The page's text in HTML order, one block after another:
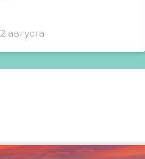
2 августа